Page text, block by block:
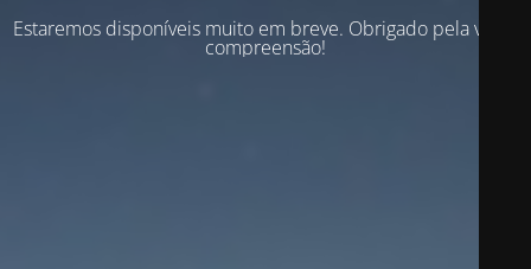
Estaremos disponíveis muito em breve. Obrigado pela vossa
compreensão!